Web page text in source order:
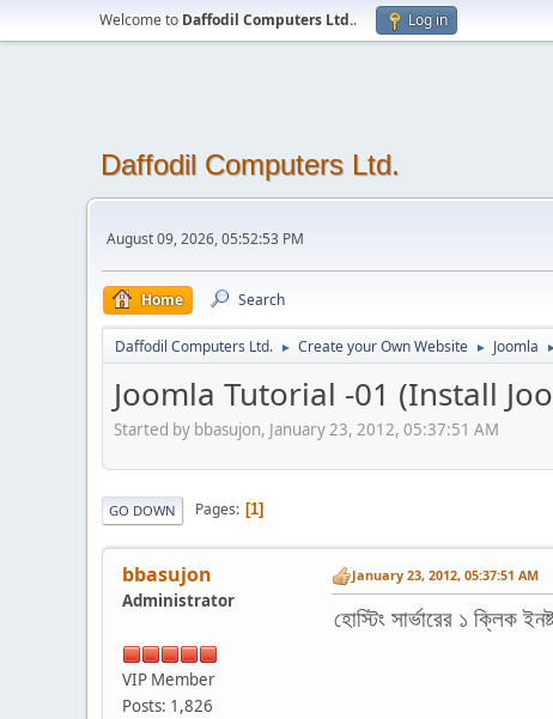
Welcome to Daffodil Computers Ltd.. Log in
Daffodil Computers Ltd.
August 09, 2026, 05:52:53 PM
Home Search
Daffodil Computers Ltd. ► Create your Own Website ► Joomla
Joomla Tutorial -01 (Install
Started by bbasujon, January 23, 2012, 05:37:51 AM
GO DOWN Pages 1
bbasujon
Administrator
VIP Member
Posts: 1,826
January 23, 2012, 05:37:51 AM
হোস্টিং সার্ভারের ১ ক্লিক